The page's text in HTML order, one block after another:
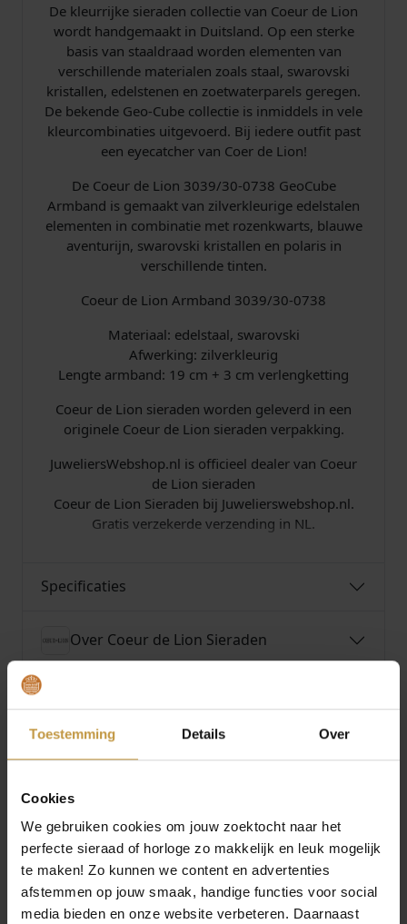
Toestemming Details Over
Cookies
We gebruiken cookies om jouw zoektocht naar het
perfecte sieraad of horloge zo makkelijk en leuk mogelijk
te maken! Zo kunnen we content en advertenties
afstemmen op jouw smaak, handige functies voor social
media bieden en onze website verbeteren. Daarnaast
De kleurrijke sieraden collectie van Coeur de Lion
wordt handgemaakt in Duitsland. Op een sterke
basis van staaldraad worden elementen van
verschillende materialen zoals staal, swarovski
kristallen, edelstenen en zoetwaterparels geregen.
De bekende Geo-Cube collectie is inmiddels in vele
kleurcombinaties uitgevoerd. Bij iedere outfit past
een eyecatcher van Coer de Lion!
De Coeur de Lion 3039/30-0738 GeoCube
Armband is gemaakt van zilverkleurige edelstalen
elementen in combinatie met rozenkwarts, blauwe
aventurijn, swarovski kristallen en polaris in
verschillende tinten.
Coeur de Lion Armband 3039/30-0738
Materiaal: edelstaal, swarovski
Afwerking: zilverkleurig
Lengte armband: 19 cm + 3 cm verlengketting
Coeur de Lion sieraden worden geleverd in een
originele Coeur de Lion sieraden verpakking.
JuweliersWebshop.nl is officieel dealer van Coeur
de Lion sieraden
Coeur de Lion Sieraden bij Juwelierswebshop.nl.
Gratis verzekerde verzending in NL.
Specificaties
Over Coeur de Lion Sieraden
MEER VAN COEUR DE LION SIERADEN